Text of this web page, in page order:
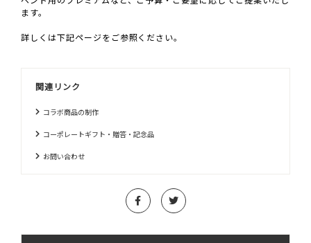
ます。
詳しくは下記ページをご参照ください。
関連リンク
コラボ商品の制作
コーポレートギフト・贈答・記念品
お問い合わせ